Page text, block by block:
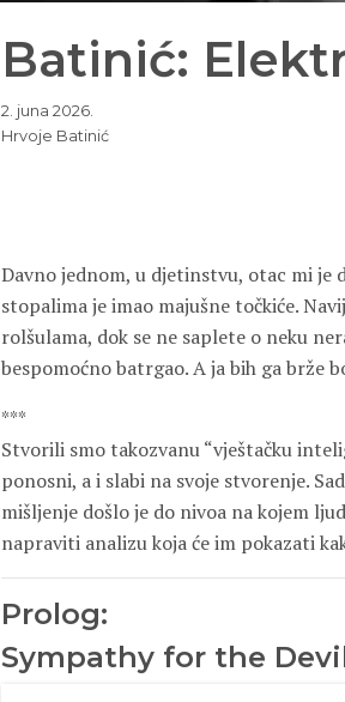
Batinić:
2. juna 2026.
Hrvoje Batinić
Davno jednom, u djetinstvu, otac mi je
stopalima je imao majušne točkiće.
rolšulama, dok se ne saplete o neku
bespomoćno batrgao. A ja bih ga brže
***
Stvorili smo takozvanu “vještačku
ponosni, a i slabi na svoje stvorenje.
mišljenje došlo je do nivoa na kojem
napraviti analizu koja će im pokazati
Prolog:
Sympathy for the